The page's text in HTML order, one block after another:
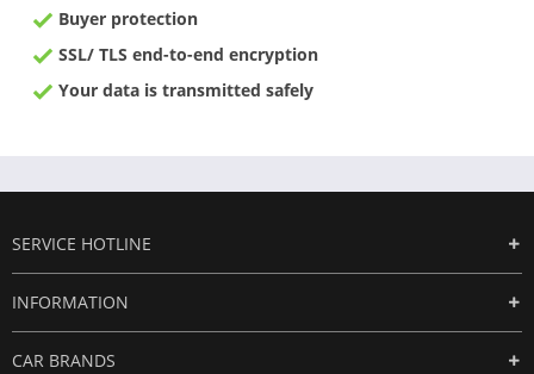
Buyer protection
SSL/ TLS end-to-end encryption
Your data is transmitted safely
SERVICE HOTLINE
INFORMATION
CAR BRANDS